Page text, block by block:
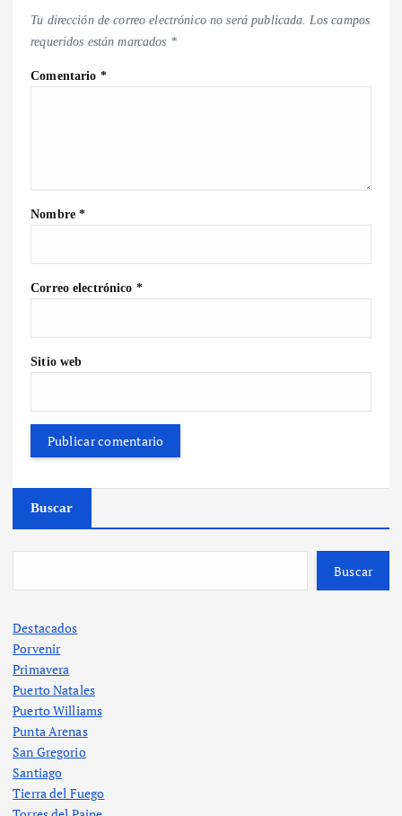
Tu dirección de correo electrónico no será publicada. Los campos
requeridos están marcados *
Comentario *
Nombre*
Correo electrónico *
Sitio web
Buscar
Buscar
Destacados
Porvenir
Primavera
Puerto Natales
Puerto Williams
Punta Arenas
San Gregorio
Santiago
Tierra del Fuego